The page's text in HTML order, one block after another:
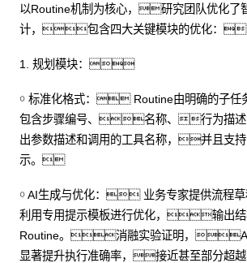
以Routine机制为核心，研究团队优化了
计，包含四大关键模块的优化：
1. 规划模块：
￮ 标准化格式： Routine由明确的子
包含步骤编号、名称、行为描
出参数描述和调用的工具名称，并且支
示。
￮ AI生成与优化： 业务专家提供流
利用专用提示模板进行优化，输出结
Routine。消融实验证明，AI
显著提升执行准确率，接近甚至部分超